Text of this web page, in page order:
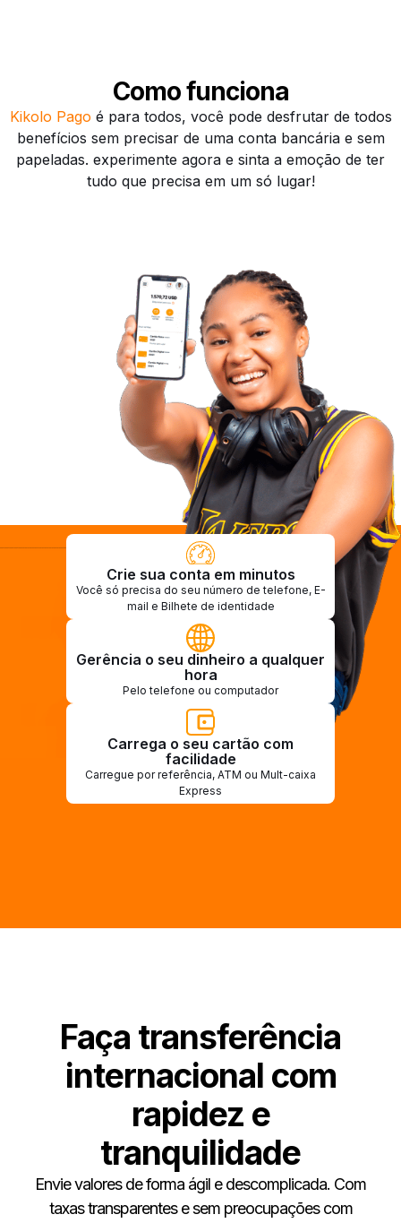
Como funciona
Kikolo Pago é para todos, você pode desfrutar de todos
benefícios sem precisar de uma conta bancária e sem
papeladas. experimente agora e sinta a emoção de ter
tudo que precisa em um só lugar!
Crie sua conta em minutos
Você só precisa do seu número de telefone, E-
mail e Bilhete de identidade
Gerência o seu dinheiro a qualquer
hora
Pelo telefone ou computador
Carrega o seu cartão com
facilidade
Carregue por referência, ATM ou Mult-caixa
Express
Faça transferência
internacional com
rapidez e
tranquilidade
Envie valores de forma ágil e descomplicada. Com
taxas transparentes e sem preocupações com